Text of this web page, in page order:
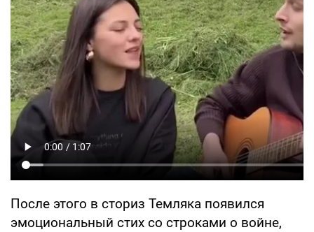
После этого в сториз Темляка появился
эмоциональный стих со строками о войне,